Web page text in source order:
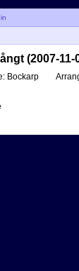
(2007-11-
Bockarp